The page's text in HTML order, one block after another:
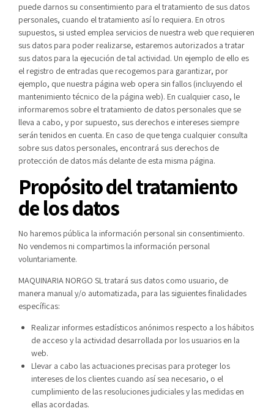
puede darnos su consentimiento para el tratamiento de sus datos
personales, cuando el tratamiento así lo requiera. En otros
supuestos, si usted emplea servicios de nuestra web que requieren
sus datos para poder realizarse, estaremos autorizados a tratar
sus datos para la ejecución de tal actividad. Un ejemplo de ello es
el registro de entradas que recogemos para garantizar, por
ejemplo, que nuestra página web opera sin fallos (incluyendo el
mantenimiento técnico de la página web). En cualquier caso, le
informaremos sobre el tratamiento de datos personales que se
lleva a cabo, y por supuesto, sus derechos e intereses siempre
serán tenidos en cuenta. En caso de que tenga cualquier consulta
sobre sus datos personales, encontrará sus derechos de
protección de datos más delante de esta misma página.
Propósito del tratamiento
de los datos
No haremos pública la información personal sin consentimiento.
No vendemos ni compartimos la información personal
voluntariamente.
MAQUINARIA NORGO SL tratará sus datos como usuario, de
manera manual y/o automatizada, para las siguientes finalidades
específicas:
Realizar informes estadísticos anónimos respecto a los hábitos
de acceso y la actividad desarrollada por los usuarios en la
web.
Llevar a cabo las actuaciones precisas para proteger los
intereses de los clientes cuando así sea necesario, o el
cumplimiento de las resoluciones judiciales y las medidas en
ellas acordadas.